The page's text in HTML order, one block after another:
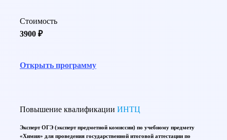
Стоимость
3900 ₽
Открыть программу
Повышение квалификации ИНТЦ
Эксперт ОГЭ (эксперт предметной комиссии) по учебному предмету
«Химия» для проведения государственной итоговой аттестации по